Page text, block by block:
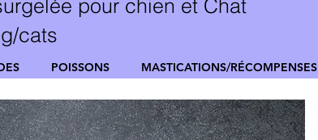
pour chien et Chat
cats
POISSONS MASTICATIONS/RÉCOMPENSES